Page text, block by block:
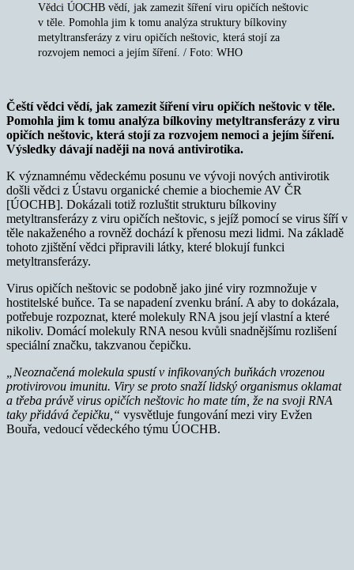
Vědci ÚOCHB vědí, jak zamezit šíření viru opičích neštovic
v těle. Pomohla jim k tomu analýza struktury bílkoviny
metyltransferázy z viru opičích neštovic, která stojí za
rozvojem nemoci a jejím šíření. / Foto: WHO
Čeští vědci vědí, jak zamezit šíření viru opičích neštovic v těle.
Pomohla jim k tomu analýza bílkoviny metyltransferázy z viru
opičích neštovic, která stojí za rozvojem nemoci a jejím šíření.
Výsledky dávají naději na nová antivirotika.
K významnému vědeckému posunu ve vývoji nových antivirotik
došli vědci z Ústavu organické chemie a biochemie AV ČR
[ÚOCHB]. Dokázali totiž rozluštit strukturu bílkoviny
metyltransferázy z viru opičích neštovic, s jejíž pomocí se virus šíří v
těle nakaženého a rovněž dochází k přenosu mezi lidmi. Na základě
tohoto zjištění vědci připravili látky, které blokují funkci
metyltransferázy.
Virus opičích neštovic se podobně jako jiné viry rozmnožuje v
hostitelské buňce. Ta se napadení zvenku brání. A aby to dokázala,
potřebuje rozpoznat, které molekuly RNA jsou její vlastní a které
nikoliv. Domácí molekuly RNA nesou kvůli snadnějšímu rozlišení
speciální značku, takzvanou čepičku.
„Neoznačená molekula spustí v infikovaných buňkách vrozenou
protivirovou imunitu. Viry se proto snaží lidský organismus oklamat
a třeba právě virus opičích neštovic ho mate tím, že na svoji RNA
taky přidává čepičku,“ vysvětluje fungování mezi viry Evžen
Bouřa, vedoucí vědeckého týmu ÚOCHB.